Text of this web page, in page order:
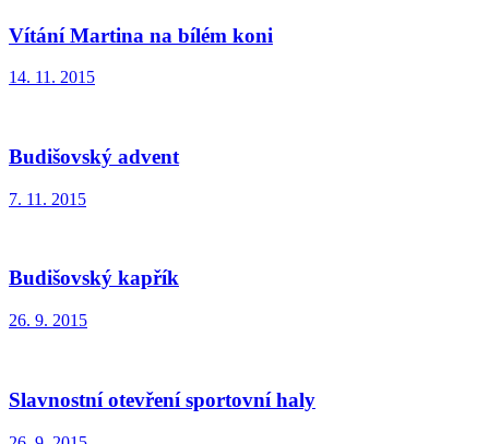
Vítání Martina na bílém koni
14. 11. 2015
Budišovský advent
7. 11. 2015
Budišovský kapřík
26. 9. 2015
Slavnostní otevření sportovní haly